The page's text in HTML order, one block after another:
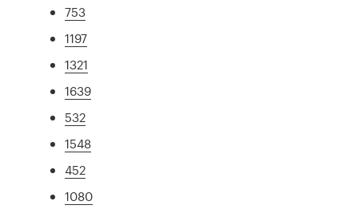
753
1197
1321
1639
532
1548
452
1080